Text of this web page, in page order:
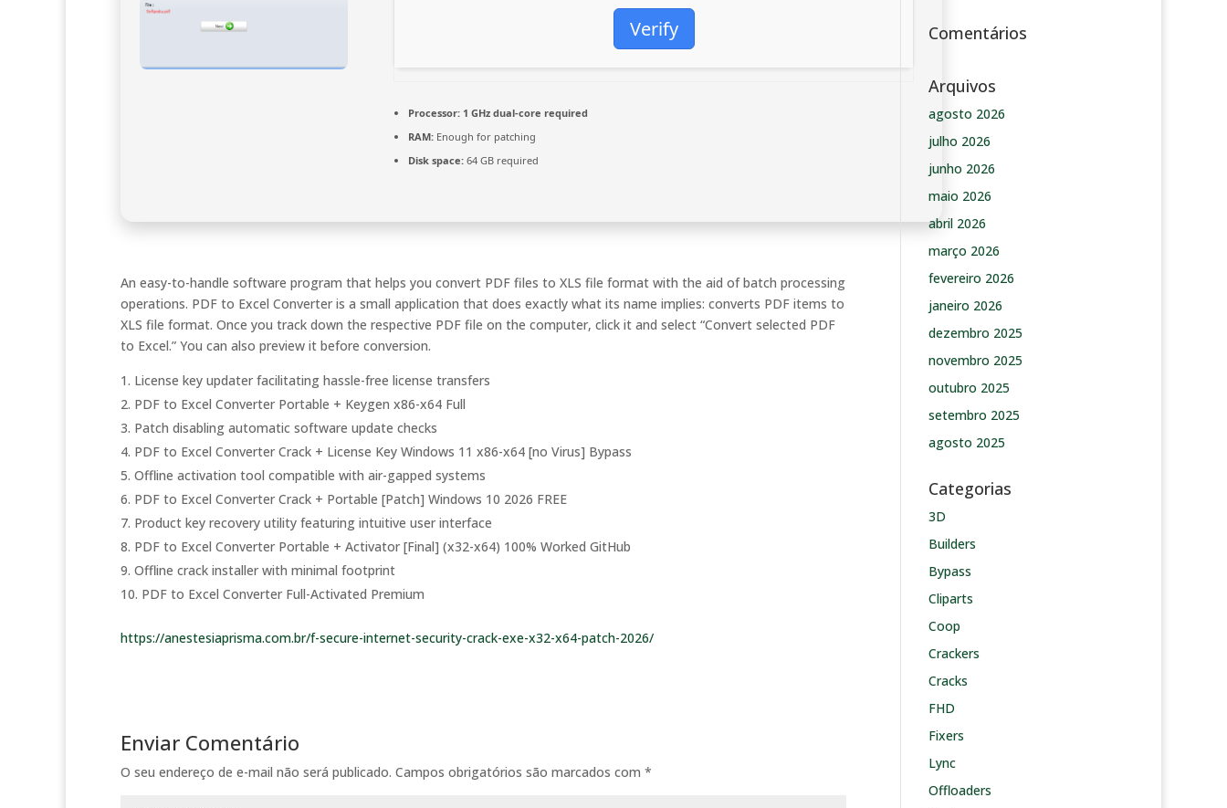
Verify
Processor: 1 GHz dual-core required
RAM: Enough for patching
Disk space: 64 GB required
An easy-to-handle software program that helps you convert PDF files to XLS file format with the aid of batch processing
operations. PDF to Excel Converter is a small application that does exactly what its name implies: converts PDF items to
XLS file format. Once you track down the respective PDF file on the computer, click it and select “Convert selected PDF
to Excel.” You can also preview it before conversion.
License key updater facilitating hassle-free license transfers
PDF to Excel Converter Portable + Keygen x86-x64 Full
Patch disabling automatic software update checks
PDF to Excel Converter Crack + License Key Windows 11 x86-x64 [no Virus] Bypass
Offline activation tool compatible with air-gapped systems
PDF to Excel Converter Crack + Portable [Patch] Windows 10 2026 FREE
Product key recovery utility featuring intuitive user interface
PDF to Excel Converter Portable + Activator [Final] (x32-x64) 100% Worked GitHub
Offline crack installer with minimal footprint
PDF to Excel Converter Full-Activated Premium
https://anestesiaprisma.com.br/f-secure-internet-security-crack-exe-x32-x64-patch-2026/
Enviar Comentário
O seu endereço de e-mail não será publicado. Campos obrigatórios são marcados com *
Comentários
Arquivos
agosto 2026
julho 2026
junho 2026
maio 2026
abril 2026
março 2026
fevereiro 2026
janeiro 2026
dezembro 2025
novembro 2025
outubro 2025
setembro 2025
agosto 2025
Categorias
3D
Builders
Bypass
Cliparts
Coop
Crackers
Cracks
FHD
Fixers
Lync
Offloaders